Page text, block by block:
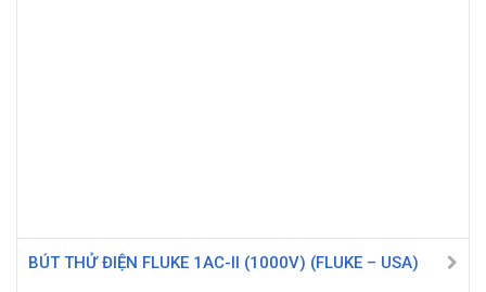
BÚT THỬ ĐIỆN FLUKE 1AC-II (1000V) (FLUKE – USA)